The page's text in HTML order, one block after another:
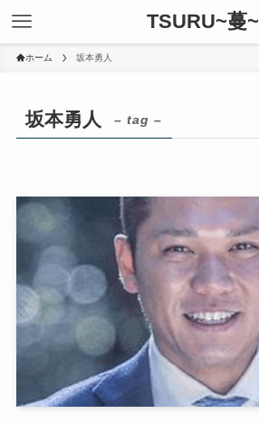
TSURU~蔓~
ホーム 坂本勇人
坂本勇人 – tag –